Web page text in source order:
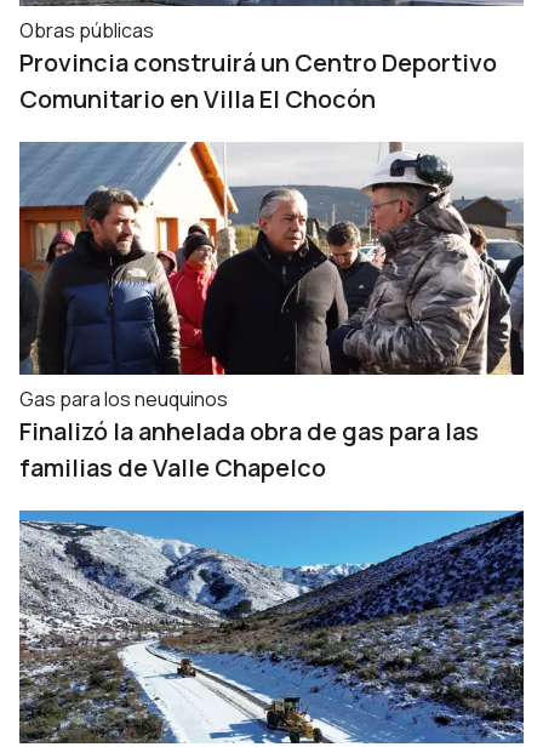
Obras públicas
Provincia construirá un Centro Deportivo
Comunitario en Villa El Chocón
Gas para los neuquinos
Finalizó la anhelada obra de gas para las
familias de Valle Chapelco